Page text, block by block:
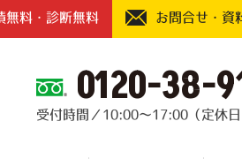
無料・診断無料 お問合せ・資
0120-38-
受付時間／10:00～17:00（定休日